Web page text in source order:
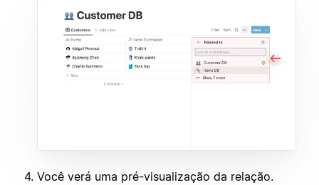
Você verá uma pré-visualização da relação.